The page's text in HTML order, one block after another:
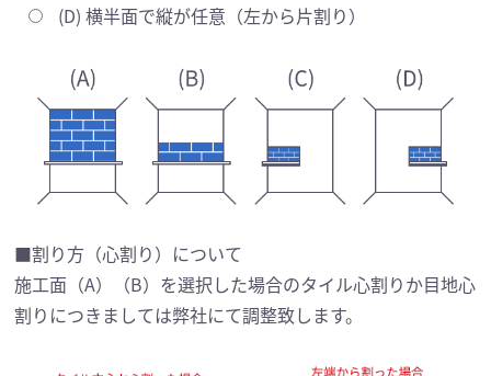
(D) 横半面で縦が任意（左から片割り）
■割り方（心割り）について
施工面（A）（B）を選択した場合のタイル心割りか目地心
割りにつきましては弊社にて調整致します。